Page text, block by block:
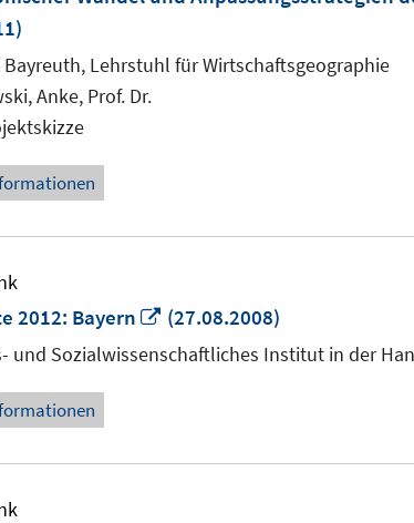
Lehrstuhl für Wirtschaftsgeographie
Anke, Prof. Dr.
2012: Bayern
In
neuem
(27.08.2008)
und Sozialwissenschaftliches Institut in der